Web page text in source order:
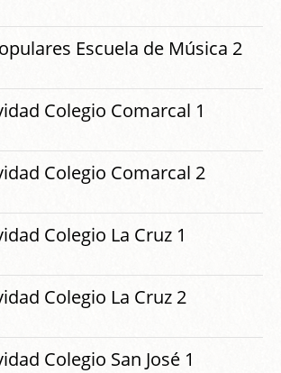
Escuela de Música 2
Colegio Comarcal 1
Colegio Comarcal 2
Colegio La Cruz 1
Colegio La Cruz 2
Colegio San José 1